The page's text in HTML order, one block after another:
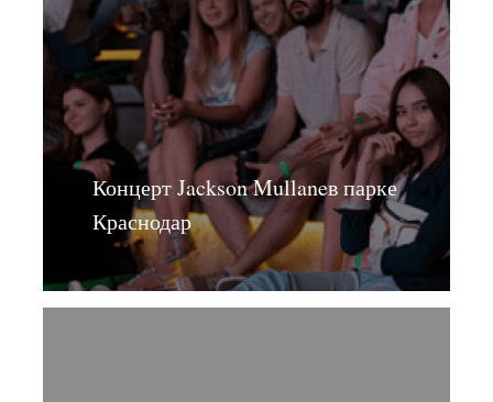
Концерт Jackson Mullaneв парке
Краснодар